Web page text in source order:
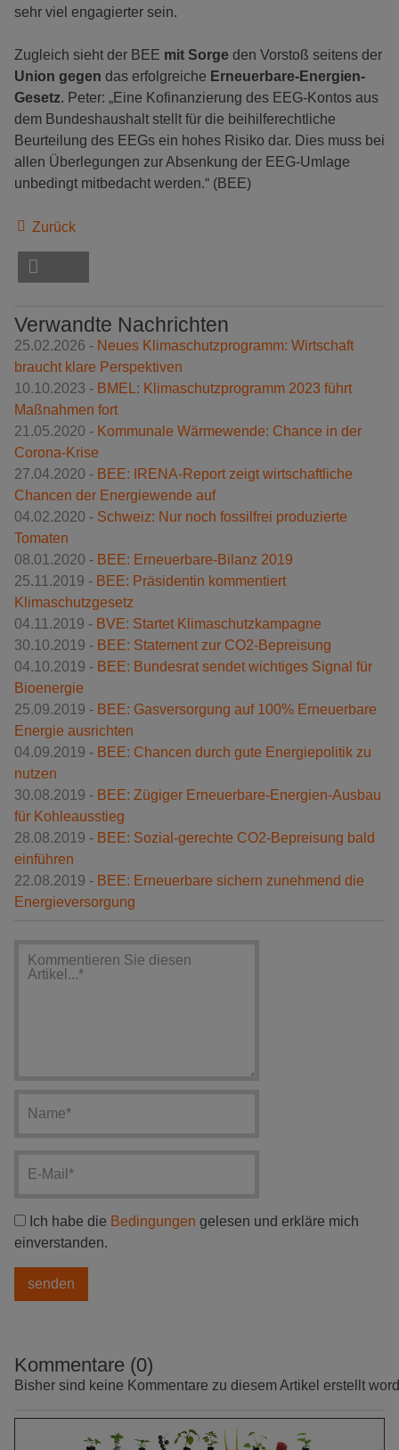
sehr viel engagierter sein.
Zugleich sieht der BEE mit Sorge den Vorstoß seitens der
Union gegen das erfolgreiche Erneuerbare-Energien-
Gesetz. Peter: „Eine Kofinanzierung des EEG-Kontos aus
dem Bundeshaushalt stellt für die beihilferechtliche
Beurteilung des EEGs ein hohes Risiko dar. Dies muss bei
allen Überlegungen zur Absenkung der EEG-Umlage
unbedingt mitbedacht werden.“ (BEE)
Zurück
Verwandte Nachrichten
25.02.2026 - Neues Klimaschutzprogramm: Wirtschaft
braucht klare Perspektiven
10.10.2023 - BMEL: Klimaschutzprogramm 2023 führt
Maßnahmen fort
21.05.2020 - Kommunale Wärmewende: Chance in der
Corona-Krise
27.04.2020 - BEE: IRENA-Report zeigt wirtschaftliche
Chancen der Energiewende auf
04.02.2020 - Schweiz: Nur noch fossilfrei produzierte
Tomaten
08.01.2020 - BEE: Erneuerbare-Bilanz 2019
25.11.2019 - BEE: Präsidentin kommentiert
Klimaschutzgesetz
04.11.2019 - BVE: Startet Klimaschutzkampagne
30.10.2019 - BEE: Statement zur CO2-Bepreisung
04.10.2019 - BEE: Bundesrat sendet wichtiges Signal für
Bioenergie
25.09.2019 - BEE: Gasversorgung auf 100% Erneuerbare
Energie ausrichten
04.09.2019 - BEE: Chancen durch gute Energiepolitik zu
nutzen
30.08.2019 - BEE: Zügiger Erneuerbare-Energien-Ausbau
für Kohleausstieg
28.08.2019 - BEE: Sozial-gerechte CO2-Bepreisung bald
einführen
22.08.2019 - BEE: Erneuerbare sichern zunehmend die
Energieversorgung
Ich habe die Bedingungen gelesen und erkläre mich
einverstanden.
Kommentare (0)
Bisher sind keine Kommentare zu diesem Artikel erstellt